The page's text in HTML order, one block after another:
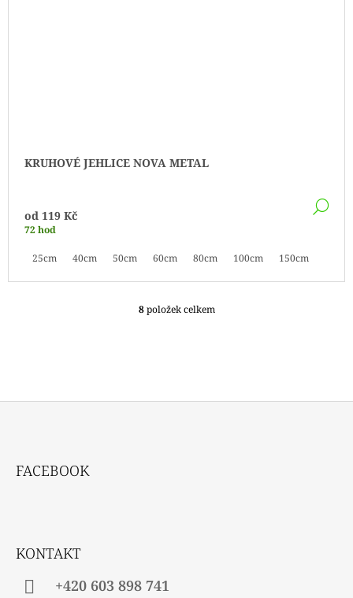
KRUHOVÉ JEHLICE NOVA METAL
od 119 Kč
72 hod
25cm 40cm 50cm 60cm 80cm 100cm 150cm
O
C
8položek celkem
FACEBOOK
KONTAKT
+420 603 898 741